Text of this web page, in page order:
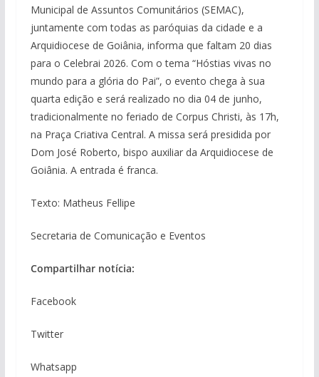
Municipal de Assuntos Comunitários (SEMAC),
juntamente com todas as paróquias da cidade e a
Arquidiocese de Goiânia, informa que faltam 20 dias
para o Celebrai 2026. Com o tema “Hóstias vivas no
mundo para a glória do Pai”, o evento chega à sua
quarta edição e será realizado no dia 04 de junho,
tradicionalmente no feriado de Corpus Christi, às 17h,
na Praça Criativa Central. A missa será presidida por
Dom José Roberto, bispo auxiliar da Arquidiocese de
Goiânia. A entrada é franca.
Texto: Matheus Fellipe
Secretaria de Comunicação e Eventos
Compartilhar notícia:
Facebook
Twitter
Whatsapp